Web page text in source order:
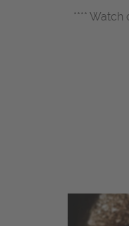
**** Watch